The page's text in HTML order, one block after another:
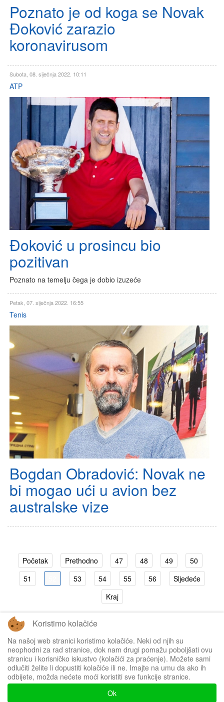
Poznato je od koga se Novak
Đoković zarazio
koronavirusom
Subota, 08. siječnja 2022. 10:11
ATP
Đoković u prosincu bio
pozitivan
Poznato na temelju čega je dobio izuzeće
Petak, 07. siječnja 2022. 16:55
Tenis
Bogdan Obradović: Novak ne
bi mogao ući u avion bez
australske vize
Početak Prethodno 47 48 49
50
51
53 54 55 56
Sljedeće
Kraj
Stranica 52 od 70
Impressum
Koristimo kolačiće
Na našoj web stranici koristimo kolačiće. Neki od njih su
neophodni za rad stranice, dok nam drugi pomažu poboljšati ovu
stranicu i korisničko iskustvo (kolačići za praćenje). Možete sami
odlučiti želite li dopustiti kolačiće ili ne. Imajte na umu da ako ih
odbijete, možda nećete moći koristiti sve funkcije stranice.
Ok